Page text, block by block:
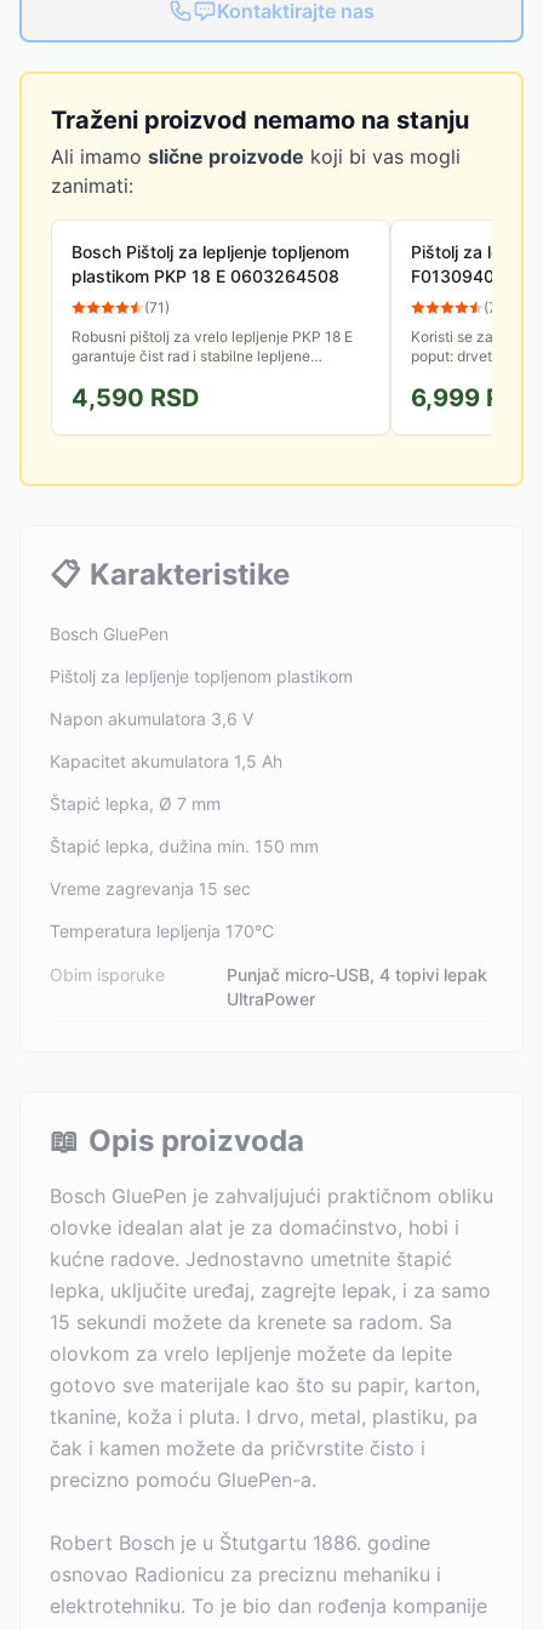
Kontaktirajte nas
Traženi proizvod nemamo na stanju
Ali imamo slične proizvode koji bi vas mogli
zanimati:
Bosch Pištolj za lepljenje topljenom
plastikom PKP 18 E 0603264508
(71)
Robusni pištolj za vrelo lepljenje PKP 18 E
garantuje čist rad i stabilne lepljene
element obezbeđuje...
4,590 RSD
Pištolj za lepak
F0130940JA
(77
Koristi se za
poput: drveta,
6,999 RSD
📋 Karakteristike
Bosch GluePen
Pištolj za lepljenje topljenom plastikom
Napon akumulatora 3,6 V
Kapacitet akumulatora 1,5 Ah
Štapić lepka, Ø 7 mm
Štapić lepka, dužina min. 150 mm
Vreme zagrevanja 15 sec
Temperatura lepljenja 170°C
Obim isporuke
Punjač micro-USB, 4 topivi lepak
UltraPower
📖 Opis proizvoda
Bosch GluePen je zahvaljujući praktičnom obliku
olovke idealan alat je za domaćinstvo, hobi i
kućne radove. Jednostavno umetnite štapić
lepka, uključite uređaj, zagrejte lepak, i za samo
15 sekundi možete da krenete sa radom. Sa
olovkom za vrelo lepljenje možete da lepite
gotovo sve materijale kao što su papir, karton,
tkanine, koža i pluta. I drvo, metal, plastiku, pa
čak i kamen možete da pričvrstite čisto i
precizno pomoću GluePen-a.
Robert Bosch je u Štutgartu 1886. godine
osnovao Radionicu za preciznu mehaniku i
elektrotehniku. To je bio dan rođenja kompanije